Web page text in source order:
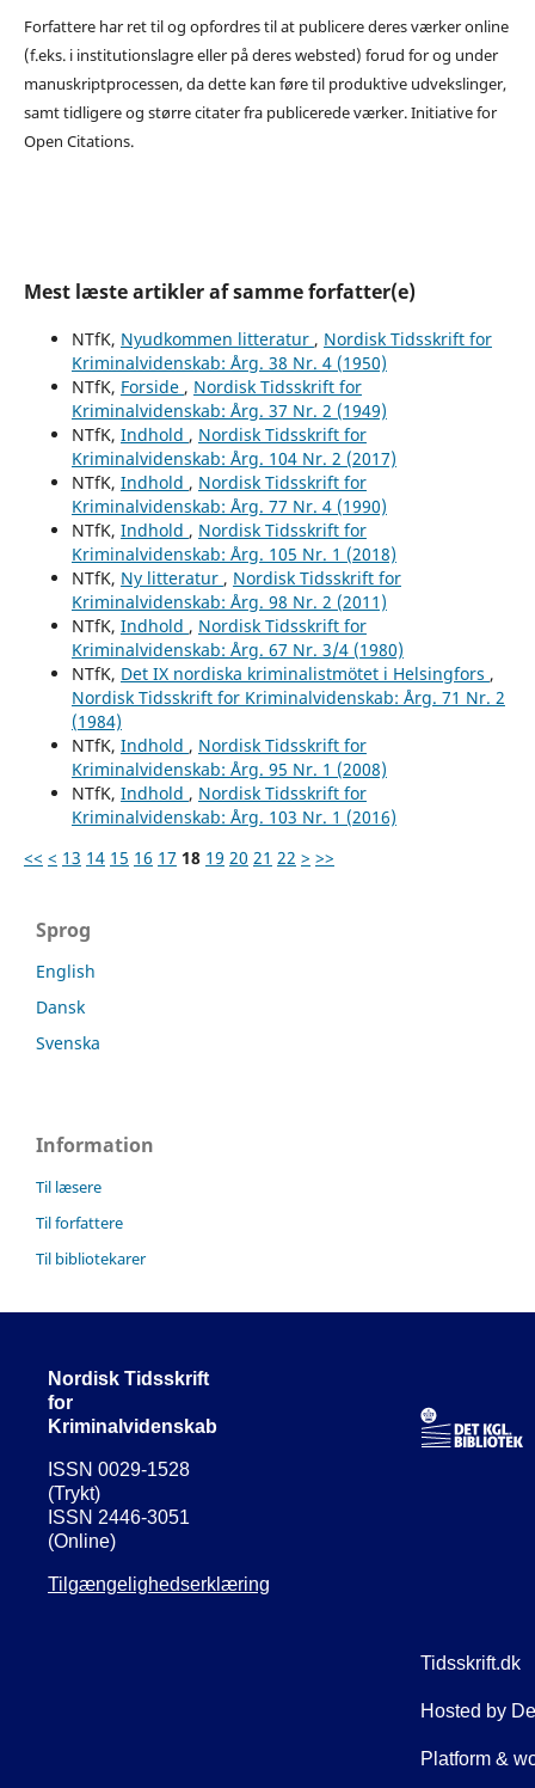
Forfattere har ret til og opfordres til at publicere deres værker online
(f.eks. i institutionslagre eller på deres websted) forud for og under
manuskriptprocessen, da dette kan føre til produktive udvekslinger,
samt tidligere og større citater fra publicerede værker. Initiative for
Open Citations.
Mest læste artikler af samme forfatter(e)
NTfK, Nyudkommen litteratur , Nordisk Tidsskrift for
Kriminalvidenskab: Årg. 38 Nr. 4 (1950)
NTfK, Forside , Nordisk Tidsskrift for
Kriminalvidenskab: Årg. 37 Nr. 2 (1949)
NTfK, Indhold , Nordisk Tidsskrift for
Kriminalvidenskab: Årg. 104 Nr. 2 (2017)
NTfK, Indhold , Nordisk Tidsskrift for
Kriminalvidenskab: Årg. 77 Nr. 4 (1990)
NTfK, Indhold , Nordisk Tidsskrift for
Kriminalvidenskab: Årg. 105 Nr. 1 (2018)
NTfK, Ny litteratur , Nordisk Tidsskrift for
Kriminalvidenskab: Årg. 98 Nr. 2 (2011)
NTfK, Indhold , Nordisk Tidsskrift for
Kriminalvidenskab: Årg. 67 Nr. 3/4 (1980)
NTfK, Det IX nordiska kriminalistmötet i Helsingfors ,
Nordisk Tidsskrift for Kriminalvidenskab: Årg. 71 Nr. 2
(1984)
NTfK, Indhold , Nordisk Tidsskrift for
Kriminalvidenskab: Årg. 95 Nr. 1 (2008)
NTfK, Indhold , Nordisk Tidsskrift for
Kriminalvidenskab: Årg. 103 Nr. 1 (2016)
<< < 13 14 15 16 17 18 19 20 21 22 > >>
Sprog
English
Dansk
Svenska
Information
Til læsere
Til forfattere
Til bibliotekarer
Nordisk Tidsskrift
for
Kriminalvidenskab
ISSN 0029-1528
(Trykt)
ISSN 2446-3051
(Online)
Tilgængelighedserklæring